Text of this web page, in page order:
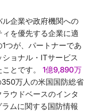
企業や政府機関への
を優先する企業に適
つが、パートナーであ
ョナル・ITサービス
とです。 1億9,890万
万人の米国国防総省
ウドベースのインタ
ムに関する国防情報